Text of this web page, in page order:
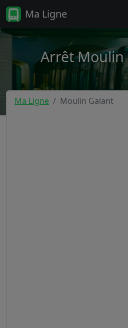
Ma Ligne
Arrêt Moulin
Ma Ligne Moulin Galant